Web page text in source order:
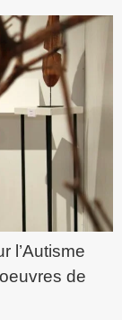
l’Autisme
de